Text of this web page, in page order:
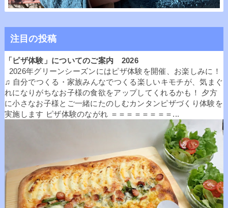
注目の投稿
「ピザ体験」についてのご案内 2026
2026年グリーンシーズンにはピザ体験を開催、お楽しみに！
♫ 自分でつくる・家族みんなでつくる楽しいキモチが、気まぐ
れになりがちなお子様の食欲をアップしてくれるかも！ 夕方
に小さなお子様とご一緒にたのしむカンタンピザづくり体験を
実施します ピザ体験のながれ ＝＝＝＝＝＝＝＝...